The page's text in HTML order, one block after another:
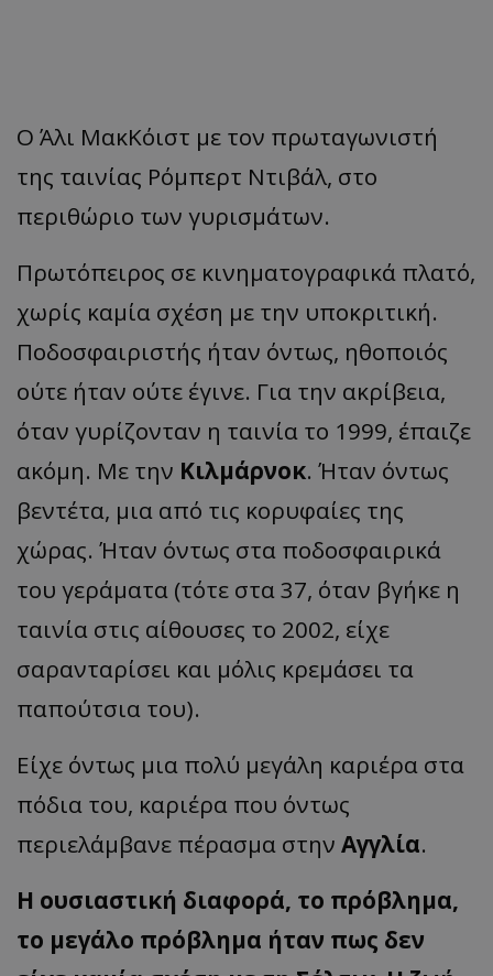
Ο Άλι ΜακΚόιστ με τον πρωταγωνιστή
της ταινίας Ρόμπερτ Ντιβάλ, στο
περιθώριο των γυρισμάτων.
Πρωτόπειρος σε κινηματογραφικά πλατό,
χωρίς καμία σχέση με την υποκριτική.
Ποδοσφαιριστής ήταν όντως, ηθοποιός
ούτε ήταν ούτε έγινε. Για την ακρίβεια,
όταν γυρίζονταν η ταινία το 1999, έπαιζε
ακόμη. Με την Κιλμάρνοκ. Ήταν όντως
βεντέτα, μια από τις κορυφαίες της
χώρας. Ήταν όντως στα ποδοσφαιρικά
του γεράματα (τότε στα 37, όταν βγήκε η
ταινία στις αίθουσες το 2002, είχε
σαρανταρίσει και μόλις κρεμάσει τα
παπούτσια του).
Είχε όντως μια πολύ μεγάλη καριέρα στα
πόδια του, καριέρα που όντως
περιελάμβανε πέρασμα στην Αγγλία.
Η ουσιαστική διαφορά, το πρόβλημα,
το μεγάλο πρόβλημα ήταν πως δεν